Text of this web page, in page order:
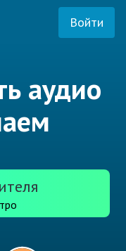
Войти
аудио